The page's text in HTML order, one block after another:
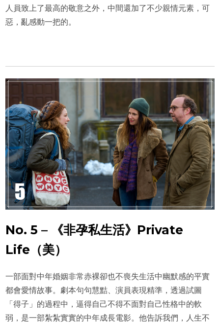
人員致上了最高的敬意之外，中間還加了不少親情元素，可
惡，亂感動一把的。
No. 5 – 《非孕私生活》Private
Life（美）
一部面對中年婚姻非常赤裸卻也不喪失生活中幽默感的平實
都會愛情故事。劇本句句慧黠、演員表現精準，透過試圖
「得子」的過程中，逼得自己不得不面對自己性格中的軟
弱，是一部紮紮實實的中年成長電影。他告訴我們，人生不